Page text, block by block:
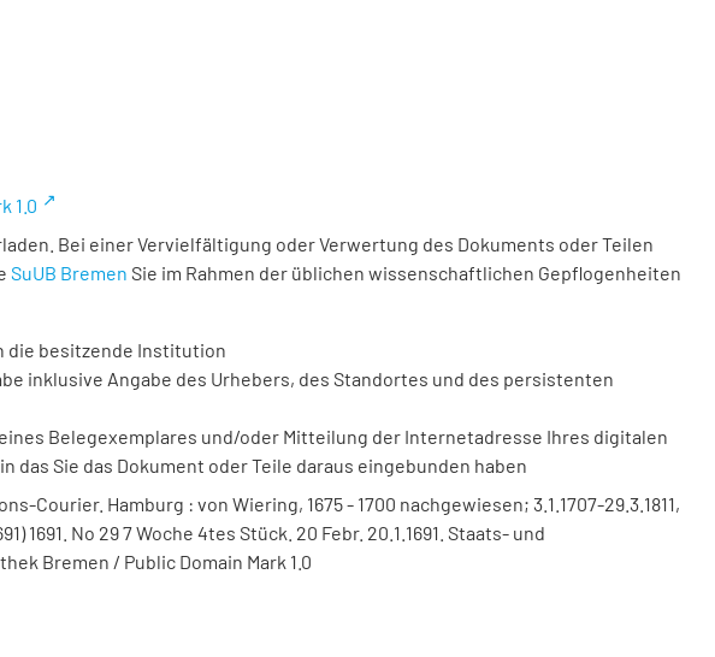
1.0
Bei einer Vervielfältigung oder Verwertung des Dokuments oder Teilen
SuUB Bremen Sie im Rahmen der üblichen wissenschaftlichen Gepflogenheiten
die besitzende Institution
inklusive Angabe des Urhebers, des Standortes und des persistenten
Belegexemplares und/oder Mitteilung der Internetadresse Ihres digitalen
das Sie das Dokument oder Teile daraus eingebunden haben
Courier. Hamburg : von Wiering, 1675 - 1700 nachgewiesen; 3.1.1707-29.3.1811,
1691. No 29 7 Woche 4tes Stück. 20 Febr. 20.1.1691. Staats- und
Bremen / Public Domain Mark 1.0